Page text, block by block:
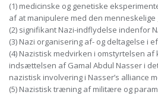
(1) medicinske og genetiske
af at manipulere med den
(2) signifikant Nazi-indflydelse indenfor
(3) Nazi organisering af- og deltagelse i
(4) Nazistisk medvirken i omstyrtelsen af
indsættelsen af Gamal Abdul Nasser i
nazistisk involvering i Nasser’s alliance
(5) Nazistisk træning af militære og